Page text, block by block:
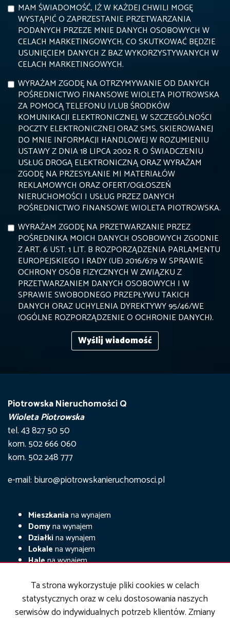
MAM ŚWIADOMOŚĆ, IŻ W KAŻDEJ CHWILI MOGĘ
WYSTĄPIĆ O ZAPRZESTANIE PRZETWARZANIA
PODANYCH PRZEZE MNIE DANYCH OSOBOWYCH W
CELACH MARKETINGOWYCH, CO SKUTKOWAĆ BĘDZIE
USUNIĘCIEM DANYCH Z BAZ WYKORZYSTYWANYCH W
CELACH MARKETINGOWYCH.
WYRAŻAM ZGODĘ NA OTRZYMYWANIE OD DANYCH
POŚREDNICTWO FINANSOWE WIOLETA PIOTROWSKA
ZA POMOCĄ TELEFONU I/LUB ŚRODKÓW
KOMUNIKACJI ELEKTRONICZNEJ, W SZCZEGÓLNOŚCI
POCZTY ELEKTRONICZNEJ ORAZ SMS, SKIEROWANEJ
DO MNIE INFORMACJI HANDLOWEJ W ROZUMIENIU
USTAWY Z DNIA 18 LIPCA 2002 R. O ŚWIADCZENIU
USŁUG DROGĄ ELEKTRONICZNĄ ORAZ WYRAŻAM
ZGODĘ NA PRZESYŁANIE MI MATERIAŁÓW
REKLAMOWYCH ORAZ OFERT/OGŁOSZEŃ
NIERUCHOMOŚCI I USŁUG PRZEZ DANYCH
POŚREDNICTWO FINANSOWE WIOLETA PIOTROWSKA.
WYRAŻAM ZGODĘ NA PRZETWARZANIE PRZEZ
POŚREDNIKA MOICH DANYCH OSOBOWYCH ZGODNIE
Z ART. 6 UST. 1 LIT. B ROZPORZĄDZENIA PARLAMENTU
EUROPEJSKIEGO I RADY (UE) 2016/679 W SPRAWIE
OCHRONY OSÓB FIZYCZNYCH W ZWIĄZKU Z
PRZETWARZANIEM DANYCH OSOBOWYCH I W
SPRAWIE SWOBODNEGO PRZEPŁYWU TAKICH
DANYCH ORAZ UCHYLENIA DYREKTYWY 95/46/WE
(OGÓLNE ROZPORZĄDZENIE O OCHRONIE DANYCH).
Piotrowska Nieruchomości Q
Wioleta Piotrowska
tel. 43 827 50 50
kom. 502 666 060
kom. 502 248 777
e-mail: biuro@piotrowskanieruchomosci.pl
Mieszkaniana wynajem
Domyna wynajem
Działkina wynajem
Lokalena wynajem
Halena wynajem
Mieszkaniana sprzedaż
Domyna sprzedaż
Działkina sprzedaż
Ta strona wykorzystuje pliki cookies w celach
statystycznych oraz w celu dostosowania naszych
serwisów do indywidualnych potrzeb klientów. Zmiany